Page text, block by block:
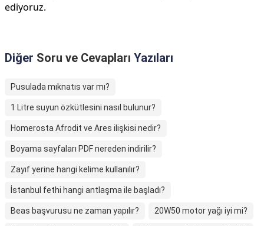
ediyoruz.
Diğer Soru ve Cevapları Yazıları
Pusulada mıknatıs var mı?
1 Litre suyun özkütlesini nasıl bulunur?
Homerosta Afrodit ve Ares ilişkisi nedir?
Boyama sayfaları PDF nereden indirilir?
Zayıf yerine hangi kelime kullanılır?
İstanbul fethi hangi antlaşma ile başladı?
Beas başvurusu ne zaman yapılır? 20W50 motor yağı iyi mi?